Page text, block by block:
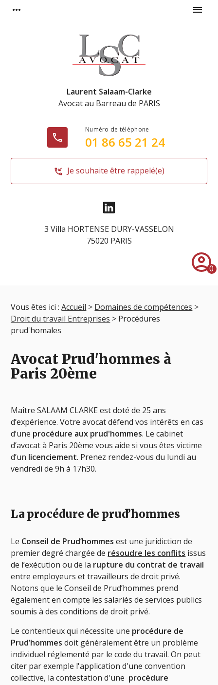
more_horiz menu
3 Villa HORTENSE DURY-VASSELON
75020 PARIS
account_circle
0
Laurent Salaam-Clarke
Avocat au Barreau de PARIS
phone 01 86 65 21 24
phone_callback Je souhaite être rappelé(e)
Vous êtes ici : Accueil > Domaines de compétences >
Droit du travail Entreprises > Procédures
prud'homales
Avocat Prud'hommes à
Paris 20ème
Maître SALAAM CLARKE est doté de 25 ans
d’expérience. Votre avocat défend vos intérêts en cas
d’une procédure aux prud'hommes. Le cabinet
d’avocat à Paris 20ème vous aide si vous êtes victime
d’un licenciement. Prenez rendez-vous du lundi au
vendredi de 9h à 17h30.
La procédure de prud’hommes
Le Conseil de Prud’hommes est une juridiction de
premier degré chargée de résoudre les conflits issus
de l’exécution ou de la rupture du contrat de travail
entre employeurs et travailleurs de droit privé.
Notons que le Conseil de Prud’hommes prend
également en compte les salariés de services publics
soumis à des conditions de droit privé.
Le contentieux qui nécessite une procédure de
Prud’hommes doit généralement être un problème
individuel réglementé par le code du travail. On peut
citer par exemple l'application d'une convention
collective, la contestation d'une procédure